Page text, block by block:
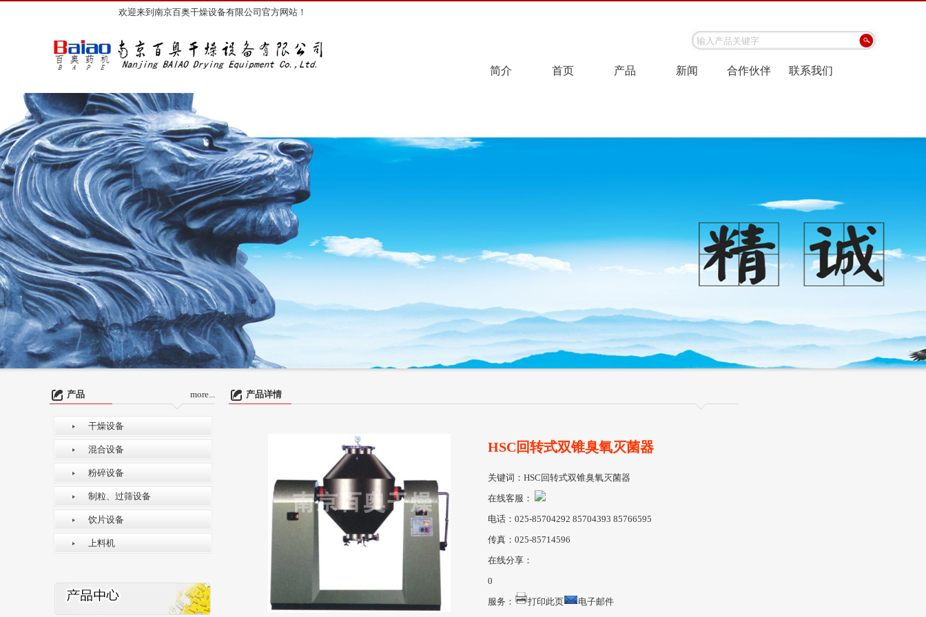
欢迎来到南京百奥干燥设备有限公司官方网站！
简介 首页 产品 新闻 合作伙伴 联系我们
产品 more...
干燥设备
混合设备
粉碎设备
制粒、过筛设备
饮片设备
上料机
产品详情
HSC回转式双锥臭氧灭菌器
关键词：HSC回转式双锥臭氧灭菌器
在线客服：
电话：025-85704292 85704393 85766595
传真：025-85714596
在线分享：
0
服务：
打印此页 电子邮件